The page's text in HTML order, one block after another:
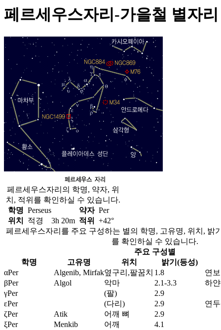
페르세우스자리-가을철 별자리
페르세우스자리의 학명, 약자, 위
치, 적위를 확인하실 수 있습니다.
학명 Perseus 약자 Per
위치
적경 3h 20m 적위
+42°
페르세우스자리를 주요 구성하는 별의 학명, 고유명, 위치, 밝
를 확인하실 수 있습니다.
주요 구성별
학명
고유명 위치
밝기(등성)
αPer
Algenib, Mirfak옆구리,팔꿈치 1.8
연
βPer
Algol 악마 2.1-3.3
하
γPer
(팔)
2.9
εPer
(다리) 2.9
연
ζPer
Atik 어깨 뼈
2.9
ξPer
Menkib 어깨
4.1